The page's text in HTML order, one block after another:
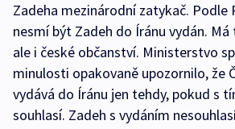
Zadeha mezinárodní zatykač. Podle
nesmí být Zadeh do Íránu vydán.
ale i české občanství. Ministerstvo
minulosti opakovaně upozornilo, že
vydává do Íránu jen tehdy, pokud s
souhlasí. Zadeh s vydáním